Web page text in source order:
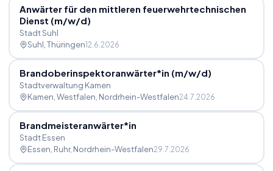
Anwärter für den mittleren feuerwehrtechnischen
Dienst (m/w/d)
Stadt Suhl
Suhl , Thüringen12.6.2026
Brandoberinspektoranwärter*in (m/w/d)
Stadtverwaltung Kamen
Kamen, Westfalen , Nordrhein-Westfalen24.7.2026
Brandmeisteranwärter*in
Stadt Essen
Essen, Ruhr, Nordrhein-Westfalen29.7.2026